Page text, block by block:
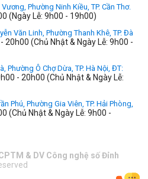
Phường Ninh Kiều, TP. Cần Thơ.
(Ngày Lễ: 9h00 - 19h00)
Văn Linh, Phường Thanh Khê, TP. Đà
- 20h00 (Chủ Nhật & Ngày Lễ: 9h00 -
Phường Ô Chợ Dừa, TP. Hà Nội, ĐT:
- 20h00 (Chủ Nhật & Ngày Lễ:
Phú, Phường Gia Viên, TP. Hải Phòng,
(Chủ Nhật & Ngày Lễ: 9h00 -
& DV Công nghệ số Đỉnh